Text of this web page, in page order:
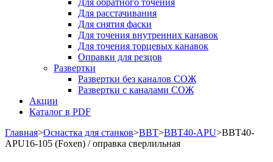
Для обратного точения
Для расстачивания
Для снятия фаски
Для точения внутренних канавок
Для точения торцевых канавок
Оправки для резцов
Развертки
Развертки без каналов СОЖ
Развертки с каналами СОЖ
Акции
Каталог в PDF
Главная>Оснастка для станков>BBT>BBT40-APU>BBT40-
APU16-105 (Foxen) / оправка сверлильная